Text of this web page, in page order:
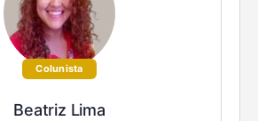
Colunista
Beatriz Lima